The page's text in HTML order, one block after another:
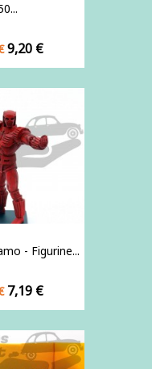
Prix
9,20 €
- Figurine...
Prix
7,19 €